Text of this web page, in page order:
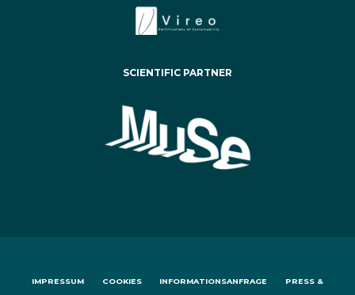
SCIENTIFIC PARTNER
IMPRESSUM COOKIES INFORMATIONSANFRAGE PRESS &